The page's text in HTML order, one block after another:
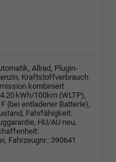
Allrad, Plugin-
Kraftstoffverbrauch
kombiniert
kWh/100km (WLTP),
(bei entladener Batterie),
Fahrfähigkeit:
HU/AU neu,
Fahrzeugnr.: 390641